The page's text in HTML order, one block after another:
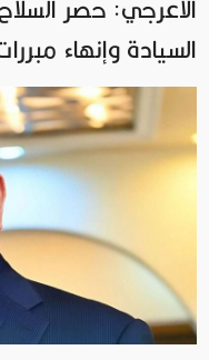
الأعرجي: حصر
السيادة وإنهاء